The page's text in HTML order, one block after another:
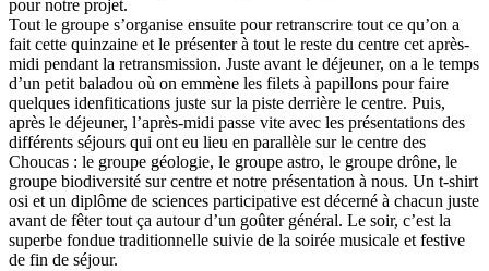
pour notre projet.
Tout le groupe s’organise ensuite pour retranscrire tout ce qu’on a
fait cette quinzaine et le présenter à tout le reste du centre cet après-
midi pendant la retransmission. Juste avant le déjeuner, on a le temps
d’un petit baladou où on emmène les filets à papillons pour faire
quelques idenfitications juste sur la piste derrière le centre. Puis,
après le déjeuner, l’après-midi passe vite avec les présentations des
différents séjours qui ont eu lieu en parallèle sur le centre des
Choucas : le groupe géologie, le groupe astro, le groupe drône, le
groupe biodiversité sur centre et notre présentation à nous. Un t-shirt
osi et un diplôme de sciences participative est décerné à chacun juste
avant de fêter tout ça autour d’un goûter général. Le soir, c’est la
superbe fondue traditionnelle suivie de la soirée musicale et festive
de fin de séjour.